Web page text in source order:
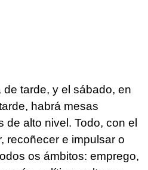
tarde, y el sábado, en
habrá mesas
de alto nivel. Todo, con el
recoñecer e impulsar o
os ámbitos: emprego,